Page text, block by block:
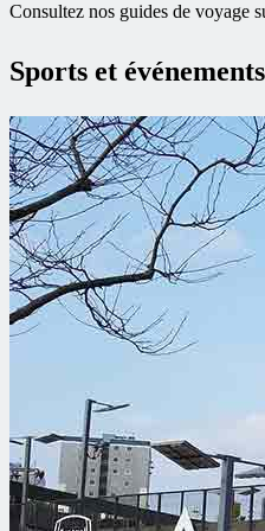
Consultez nos guides de voyage
Sports et